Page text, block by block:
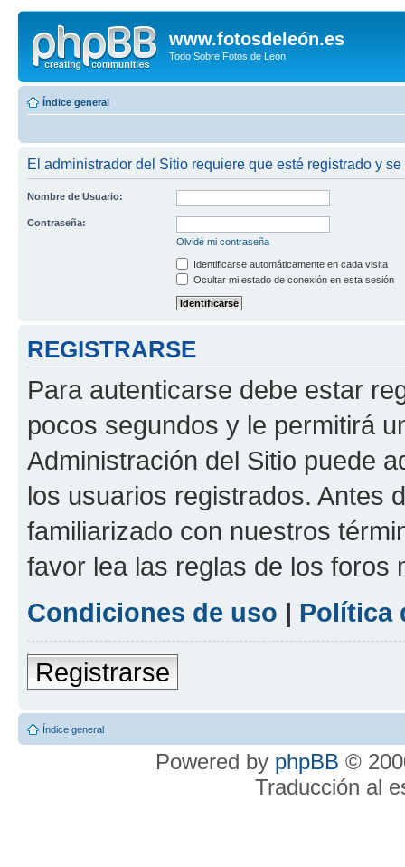
www.fotosdeleón.es
Todo Sobre Fotos de León
Índice general
El administrador del Sitio requiere que esté registrado y
Nombre de Usuario:
Contraseña:
Olvidé mi contraseña
Identificarse automáticamente en cada visita
Ocultar mi estado de conexión en esta sesión
REGISTRARSE
Para autenticarse debe estar
pocos segundos y le permitirá
Administración del Sitio puede
los usuarios registrados. Antes
familiarizado con nuestros
favor lea las reglas de los foros
Condiciones de uso | Política
Registrarse
Índice general
Powered by phpBB ©
Traducción al